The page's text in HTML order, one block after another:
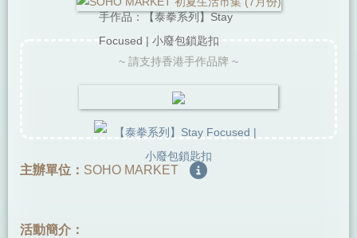
~ 請支持香港手作品牌 ~
手作品：【泰拳系列】Stay
Focused | 小廢包鎖匙扣
主辦單位： SOHO MARKET
活動簡介：